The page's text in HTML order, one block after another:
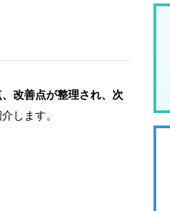
改善点が整理され、次
します。